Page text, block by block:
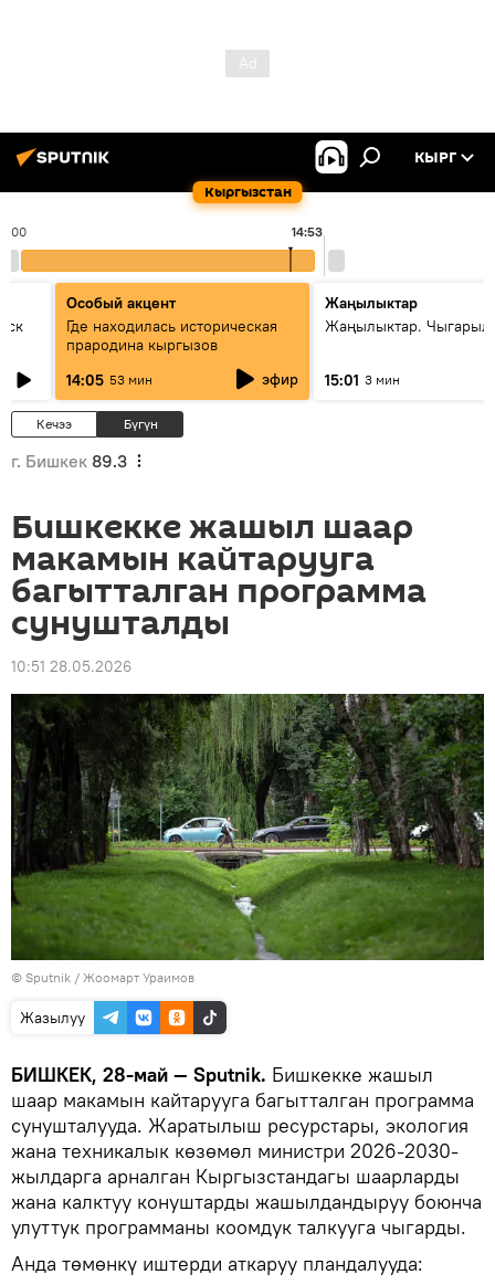
Кыргызстан
КЫРГ
14:53
Особый акцент
Где находилась историческая
прародина кыргызов
14:05 53 мин эфир
Жаңылыктар
Жаңылыктар.
15:01 3 мин
Кечээ Бүгүн
г. Бишкек 89.3
Бишкекке жашыл шаар
макамын кайтарууга
багытталган программа
сунушталды
10:51 28.05.2026
© Sputnik / Жоомарт Ураимов
Жазылуу
БИШКЕК, 28-май — Sputnik. Бишкекке жашыл
шаар макамын кайтарууга багытталган программа
сунушталууда. Жаратылыш ресурстары, экология
жана техникалык көзөмөл министри 2026-2030-
жылдарга арналган Кыргызстандагы шаарларды
жана калктуу конуштарды жашылдандыруу боюнча
улуттук программаны коомдук талкууга чыгарды.
Анда төмөнкү иштерди аткаруу пландалууда: